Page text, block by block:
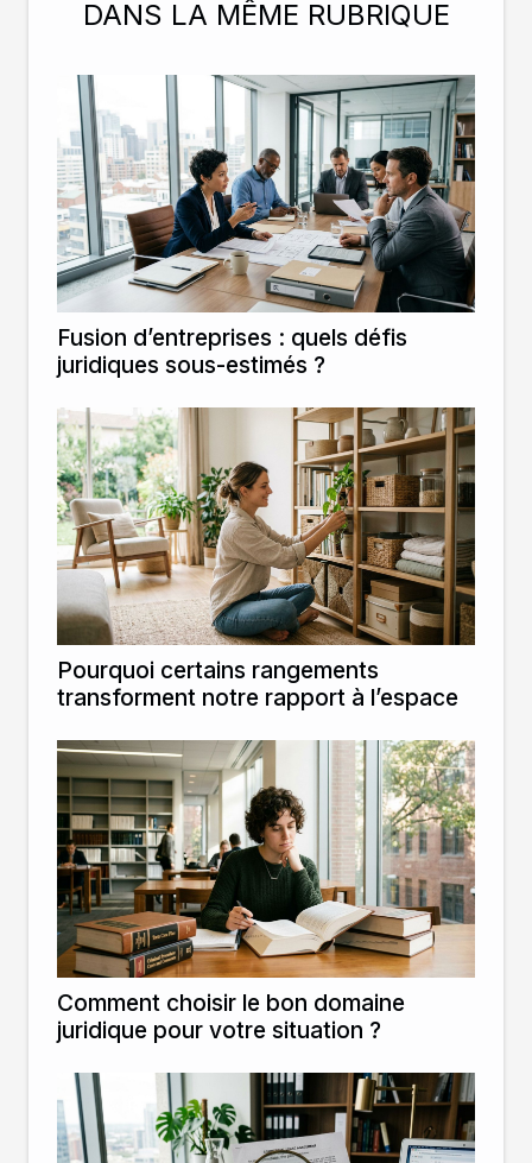
DANS LA MÊME RUBRIQUE
Fusion d’entreprises : quels défis
juridiques sous-estimés ?
Pourquoi certains rangements
transforment notre rapport à l’espace
Comment choisir le bon domaine
juridique pour votre situation ?